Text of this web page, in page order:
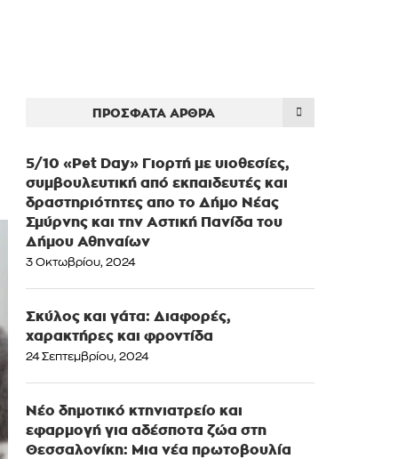
ΠΡΌΣΦΑΤΑ ΆΡΘΡΑ
5/10 «Pet Day» Γιορτή με υιοθεσίες,
συμβουλευτική από εκπαιδευτές και
δραστηριότητες απο το Δήμο Νέας
Σμύρνης και την Αστική Πανίδα του
Δήμου Αθηναίων
3 Οκτωβρίου, 2024
Σκύλος και γάτα: Διαφορές,
χαρακτήρες και φροντίδα
24 Σεπτεμβρίου, 2024
Νέο δημοτικό κτηνιατρείο και
εφαρμογή για αδέσποτα ζώα στη
Θεσσαλονίκη: Μια νέα πρωτοβουλία